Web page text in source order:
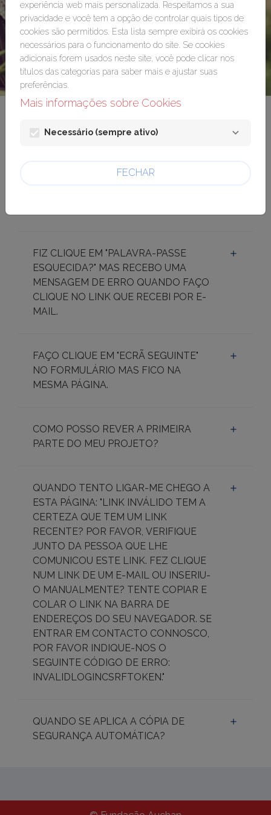
ESQUECIDA?" MAS NÃO RECEBI O E-
FIZ CLIQUE EM "PALAVRA-PASSE
ESQUECIDA?" MAS RECEBO UMA
MENSAGEM DE ERRO QUANDO FAÇO
CLIQUE NO LINK QUE RECEBI POR E-
MAIL.
FAÇO CLIQUE EM "ECRÃ SEGUINTE"
NO FORMULÁRIO MAS FICO NA
MESMA PÁGINA.
COMO POSSO REVER A PRIMEIRA
PARTE DO MEU PROJETO?
QUANDO TENTO LIGAR-ME CHEGO A
ESTA PÁGINA: "LINK INVÁLIDO TEM A
CERTEZA QUE TEM UM LINK
RECENTE? POR FAVOR, VERIFIQUE
JUNTO DA PESSOA QUE LHE
COMUNICOU ESTE LINK. FEZ CLIQUE
NUM LINK DE UM E-MAIL OU INSERIU-
O MANUALMENTE? TENTE COPIAR E
COLAR O LINK NA BARRA DE
ENDEREÇOS DO SEU NAVEGADOR. SE
ENTRAR EM CONTACTO CONNOSCO,
POR FAVOR INDIQUE-NOS O
SEGUINTE CÓDIGO DE ERRO:
INVALIDLOGINCSRFTOKEN."
QUANDO SE APLICA A CÓPIA DE
SEGURANÇA AUTOMÁTICA?
experiência web mais personalizada. Respeitamos a sua
privacidade e você tem a opção de controlar quais tipos de
cookies são permitidos. Esta lista sempre exibirá os cookies
necessários para o funcionamento do site. Se cookies
adicionais forem usados ​​neste site, você pode clicar nos
títulos das categorias para saber mais e ajustar suas
preferências.
Mais informações sobre Cookies
Necessário (sempre ativo)
FECHAR